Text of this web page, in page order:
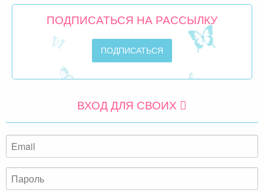
ПОДПИСАТЬСЯ НА РАССЫЛКУ
ВХОД ДЛЯ СВОИХ